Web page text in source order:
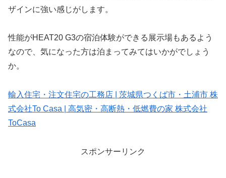
ザインに強い感じがします。
性能がHEAT20 G3の宿泊体験ができる展示場もあるよう
なので、気になった方は泊まってみてはいかがでしょう
か。
輸入住宅・注文住宅の工務店 | 茨城県つくば市・土浦市 株
式会社To Casa | 高気密・高断熱・低燃費の家 株式会社
ToCasa
スポンサーリンク